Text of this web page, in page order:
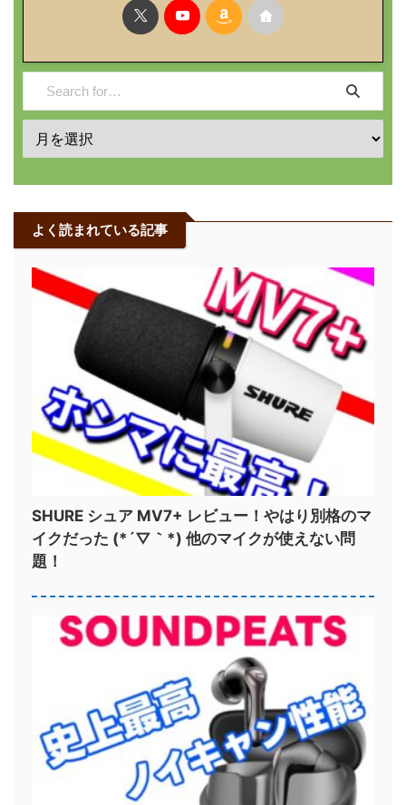
よく読まれている記事
SHURE シュア MV7+ レビュー！やはり別格のマ
イクだった (*´▽｀*) 他のマイクが使えない問
題！